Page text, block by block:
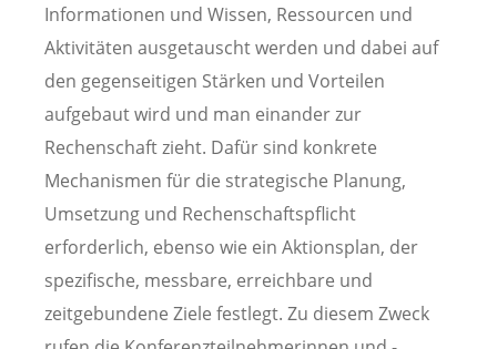
Informationen und Wissen, Ressourcen und
Aktivitäten ausgetauscht werden und dabei auf
den gegenseitigen Stärken und Vorteilen
aufgebaut wird und man einander zur
Rechenschaft zieht. Dafür sind konkrete
Mechanismen für die strategische Planung,
Umsetzung und Rechenschaftspflicht
erforderlich, ebenso wie ein Aktionsplan, der
spezifische, messbare, erreichbare und
zeitgebundene Ziele festlegt. Zu diesem Zweck